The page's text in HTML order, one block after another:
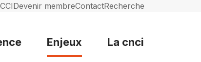
Devenir membreContactRecherche
Enjeux La cnci